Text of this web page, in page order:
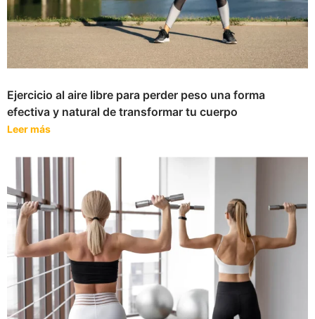
Ejercicio al aire libre para perder peso una forma
efectiva y natural de transformar tu cuerpo
Leer más